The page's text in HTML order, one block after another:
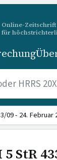
Online-
für
09 - 24. Februar
5 StR